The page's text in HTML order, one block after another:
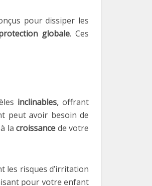
pour dissiper les
globale. Ces
inclinables, offrant
peut avoir besoin de
à lacroissance de votre
les risques d’irritation
pour votre enfant